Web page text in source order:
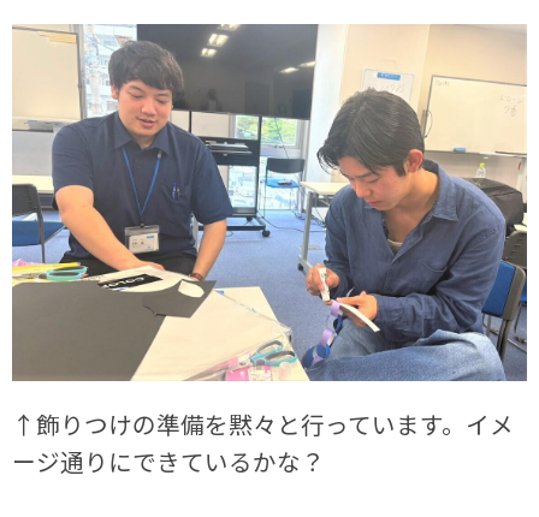
↑飾りつけの準備を黙々と行っています。イメ
ージ通りにできているかな？